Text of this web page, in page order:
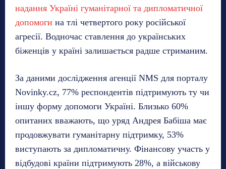
надання Україні гуманітарної та дипломатичної
допомоги на тлі четвертого року російської
агресії. Водночас ставлення до українських
біженців у країні залишається радше стриманим.
За даними дослідження агенції NMS для порталу
Novinky.cz, 77% респондентів підтримують ту чи
іншу форму допомоги Україні. Близько 60%
опитаних вважають, що уряд Андрея Бабіша має
продовжувати гуманітарну підтримку, 53%
виступають за дипломатичну. Фінансову участь у
відбудові країни підтримують 28%, а військову